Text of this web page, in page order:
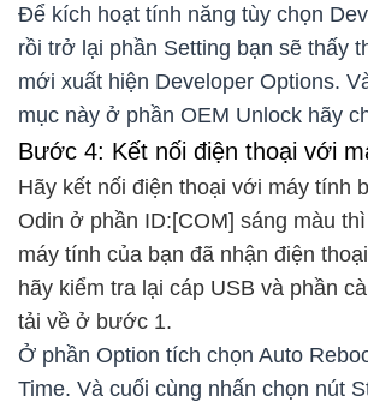
Để kích hoạt tính năng tùy chọn
rồi trở lại phần Setting bạn sẽ thấy
mới xuất hiện Developer Options.
mục này ở phần OEM Unlock hãy
Bước 4: Kết nối điện thoại với
Hãy kết nối điện thoại với máy tính
Odin ở phần ID:[COM] sáng màu
máy tính của bạn đã nhận điện
hãy kiểm tra lại cáp USB và phần
tải về ở bước 1.
Ở phần Option tích chọn Auto
Time. Và cuối cùng nhấn chọn nút